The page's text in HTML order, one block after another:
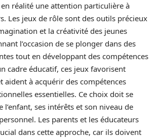
réalité une attention particulière à
Les jeux de rôle sont des outils précieux
et la créativité des jeunes
l’occasion de se plonger dans des
tout en développant des compétences
cadre éducatif, ces jeux favorisent
aident à acquérir des compétences
essentielles. Ce choix doit se
l’enfant, ses intérêts et son niveau de
Les parents et les éducateurs
dans cette approche, car ils doivent